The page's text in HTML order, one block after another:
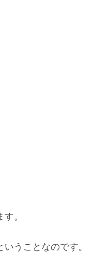
。
うことなのです。